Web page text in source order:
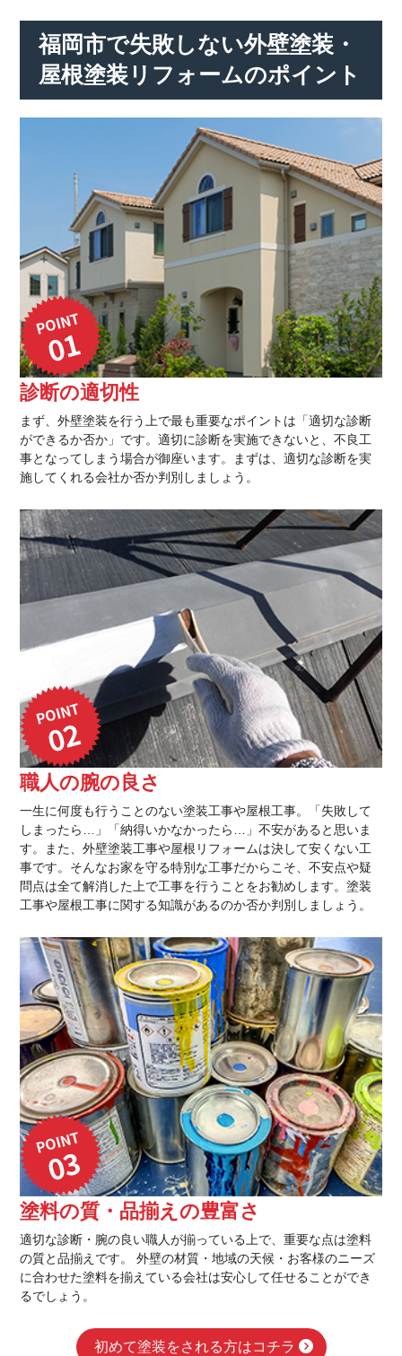
福岡市で失敗しない外壁塗装・
屋根塗装リフォームのポイント
診断の適切性
まず、外壁塗装を行う上で最も重要なポイントは「適切な診断
ができるか否か」です。適切に診断を実施できないと、不良工
事となってしまう場合が御座います。まずは、適切な診断を実
施してくれる会社か否か判別しましょう。
職人の腕の良さ
一生に何度も行うことのない塗装工事や屋根工事。「失敗して
しまったら…」「納得いかなかったら…」不安があると思いま
す。また、外壁塗装工事や屋根リフォームは決して安くない工
事です。そんなお家を守る特別な工事だからこそ、不安点や疑
問点は全て解消した上で工事を行うことをお勧めします。塗装
工事や屋根工事に関する知識があるのか否か判別しましょう。
塗料の質・品揃えの豊富さ
適切な診断・腕の良い職人が揃っている上で、重要な点は塗料
の質と品揃えです。 外壁の材質・地域の天候・お客様のニーズ
に合わせた塗料を揃えている会社は安心して任せることができ
るでしょう。
初めて塗装をされる方はコチラ